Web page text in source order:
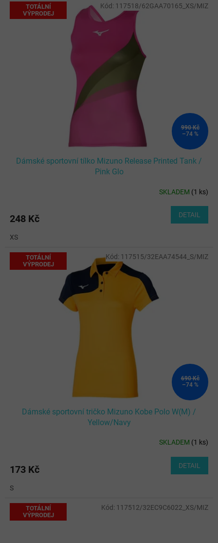
TOTÁLNÍ
VÝPRODEJ
990 Kč
–74 %
Dámské sportovní tílko Mizuno Release Printed Tank /
Pink Glo
SKLADEM (1 ks)
248 Kč DETAIL
XS
Kód: 117518/62GAA70165_XS/MIZ
TOTÁLNÍ
VÝPRODEJ
690 Kč
–74 %
Dámské sportovní tričko Mizuno Kobe Polo W(M) /
Yellow/Navy
SKLADEM (1 ks)
173 Kč DETAIL
S
Kód: 117515/32EAA74544_S/MIZ
TOTÁLNÍ
VÝPRODEJ
Kód: 117512/32EC9C6022_XS/MIZ